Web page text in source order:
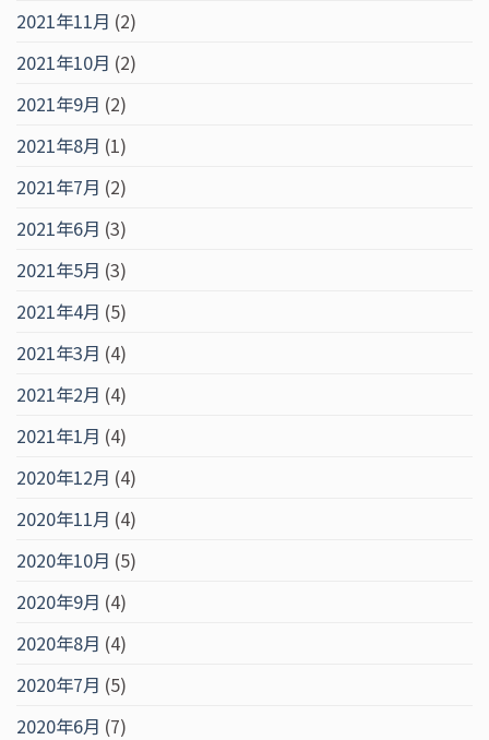
2021年11月 (2)
2021年10月 (2)
2021年9月 (2)
2021年8月 (1)
2021年7月 (2)
2021年6月 (3)
2021年5月 (3)
2021年4月 (5)
2021年3月 (4)
2021年2月 (4)
2021年1月 (4)
2020年12月 (4)
2020年11月 (4)
2020年10月 (5)
2020年9月 (4)
2020年8月 (4)
2020年7月 (5)
2020年6月 (7)